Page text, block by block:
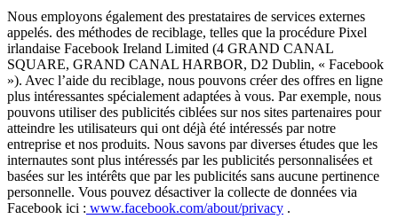
Nous employons également des prestataires de services externes
appelés. des méthodes de reciblage, telles que la procédure Pixel
irlandaise Facebook Ireland Limited (4 GRAND CANAL
SQUARE, GRAND CANAL HARBOR, D2 Dublin, « Facebook
»). Avec l’aide du reciblage, nous pouvons créer des offres en ligne
plus intéressantes spécialement adaptées à vous. Par exemple, nous
pouvons utiliser des publicités ciblées sur nos sites partenaires pour
atteindre les utilisateurs qui ont déjà été intéressés par notre
entreprise et nos produits. Nous savons par diverses études que les
internautes sont plus intéressés par les publicités personnalisées et
basées sur les intérêts que par les publicités sans aucune pertinence
personnelle. Vous pouvez désactiver la collecte de données via
Facebook ici : www.facebook.com/about/privacy .